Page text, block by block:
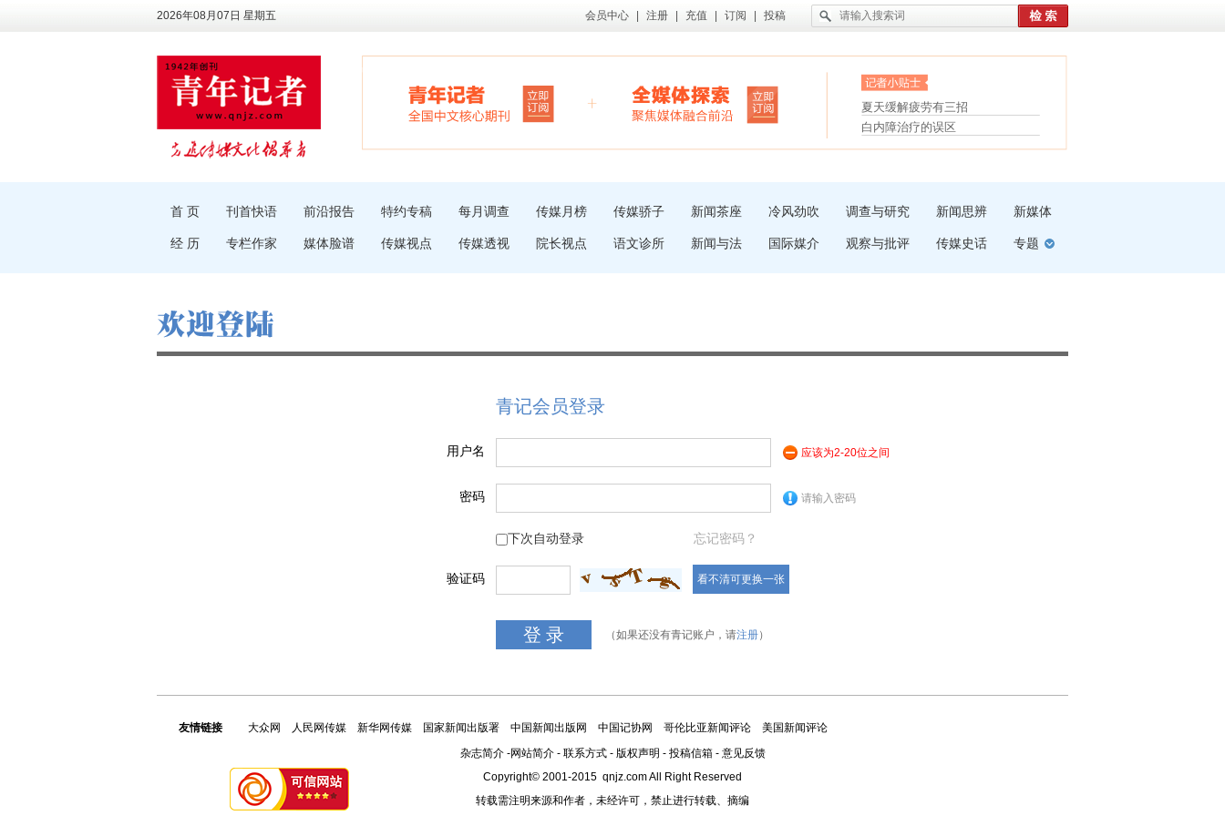
2026年08月07日 星期五 会员中心 注册 充值 订阅 投稿
“枝桠”“树桠”宜写成“枝...
夏天缓解疲劳有三招
护腰，摆脱六大坏习惯
受伤了冰敷还是热敷
白内障治疗的误区
首 页 刊首快语 前沿报告 特约专稿 每月调查 传媒月榜 传媒骄子 新闻茶座 冷风劲吹 调查与研究 新闻思辨 新媒体
经 历 专栏作家 媒体脸谱 传媒视点 传媒透视 院长视点 语文诊所 新闻与法 国际媒介 观察与批评 传媒史话 专题
青记会员登录
用户名 应该为2-20位之间
密码 请输入密码
下次自动登录 忘记密码？
验证码 看不清可更换一张
（如果还没有青记账户，请注册）
友情链接 大众网 人民网传媒 新华网传媒 国家新闻出版署 中国新闻出版网 中国记协网 哥伦比亚新闻评论
美国新闻评论
杂志简介-网站简介- 联系方式- 版权声明 - 投稿信箱- 意见反馈
Copyright© 2001-2015 qnjz.com All Right Reserved
转载需注明来源和作者，未经许可，禁止进行转载、摘编